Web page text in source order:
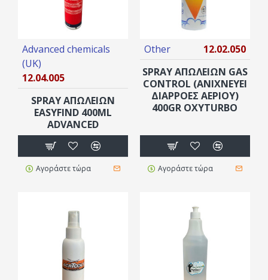
Advanced chemicals
(UK)
12.04.005
SPRAY ΑΠΩΛΕΙΏΝ
EASYFIND 400ML
ADVANCED
Αγοράστε τώρα
Other
12.02.050
SPRAY ΑΠΩΛΕΙΩΝ GAS
CONTROL (ΑΝΙΧΝΕΎΕΙ
ΔΙΑΡΡΟΈΣ ΑΕΡΊΟΥ)
400GR OXYTURBO
Αγοράστε τώρα